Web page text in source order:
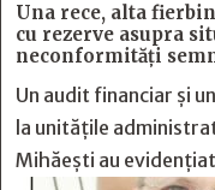
Una rece, alta
cu rezerve asupra
neconformităţi
Un audit financiar și
la unitățile
Mihăești au